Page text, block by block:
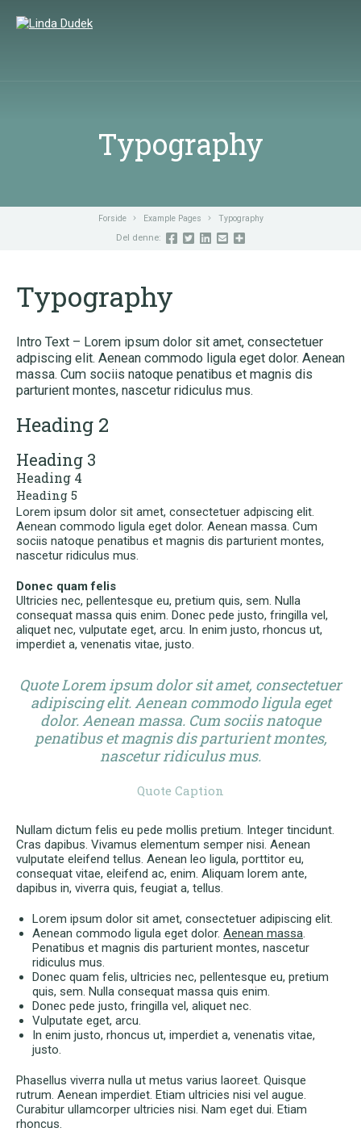
Typography
Forside Example Pages
Typography
Del denne:
Typography
Intro Text – Lorem ipsum dolor sit amet, consectetuer
adpiscing elit. Aenean commodo ligula eget dolor. Aenean
massa. Cum sociis natoque penatibus et magnis dis
parturient montes, nascetur ridiculus mus.
Heading 2
Heading 3
Heading 4
Heading 5
Lorem ipsum dolor sit amet, consectetuer adpiscing elit.
Aenean commodo ligula eget dolor. Aenean massa. Cum
sociis natoque penatibus et magnis dis parturient montes,
nascetur ridiculus mus.
Donec quam felis
Ultricies nec, pellentesque eu, pretium quis, sem. Nulla
consequat massa quis enim. Donec pede justo, fringilla vel,
aliquet nec, vulputate eget, arcu. In enim justo, rhoncus ut,
imperdiet a, venenatis vitae, justo.
Quote Lorem ipsum dolor sit amet, consectetuer
adipiscing elit. Aenean commodo ligula eget
dolor. Aenean massa. Cum sociis natoque
penatibus et magnis dis parturient montes,
nascetur ridiculus mus.
Quote Caption
Nullam dictum felis eu pede mollis pretium. Integer tincidunt.
Cras dapibus. Vivamus elementum semper nisi. Aenean
vulputate eleifend tellus. Aenean leo ligula, porttitor eu,
consequat vitae, eleifend ac, enim. Aliquam lorem ante,
dapibus in, viverra quis, feugiat a, tellus.
Lorem ipsum dolor sit amet, consectetuer adipiscing elit.
Aenean commodo ligula eget dolor. Aenean massa.
Penatibus et magnis dis parturient montes, nascetur
ridiculus mus.
Donec quam felis, ultricies nec, pellentesque eu, pretium
quis, sem. Nulla consequat massa quis enim.
Donec pede justo, fringilla vel, aliquet nec.
Vulputate eget, arcu.
In enim justo, rhoncus ut, imperdiet a, venenatis vitae,
justo.
Phasellus viverra nulla ut metus varius laoreet. Quisque
rutrum. Aenean imperdiet. Etiam ultricies nisi vel augue.
Curabitur ullamcorper ultricies nisi. Nam eget dui. Etiam
rhoncus.